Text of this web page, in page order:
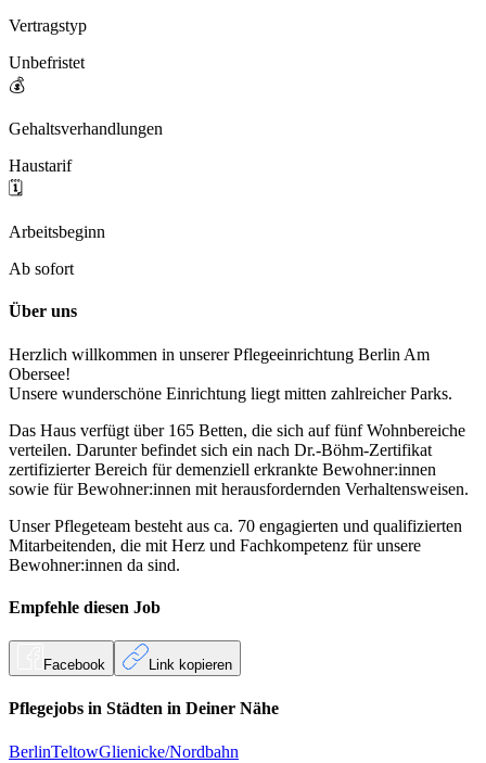
Vertragstyp
Unbefristet
💰
Gehaltsverhandlungen
Haustarif
🗓️
Arbeitsbeginn
Ab sofort
Über uns
Herzlich willkommen in unserer Pflegeeinrichtung Berlin Am
Obersee!
Unsere wunderschöne Einrichtung liegt mitten zahlreicher Parks.
Das Haus verfügt über 165 Betten, die sich auf fünf Wohnbereiche
verteilen. Darunter befindet sich ein nach Dr.-Böhm-Zertifikat
zertifizierter Bereich für demenziell erkrankte Bewohner:innen
sowie für Bewohner:innen mit herausfordernden Verhaltensweisen.
Unser Pflegeteam besteht aus ca. 70 engagierten und qualifizierten
Mitarbeitenden, die mit Herz und Fachkompetenz für unsere
Bewohner:innen da sind.
Empfehle diesen Job
Facebook Link kopieren
Pflegejobs in Städten in Deiner Nähe
BerlinTeltowGlienicke/Nordbahn